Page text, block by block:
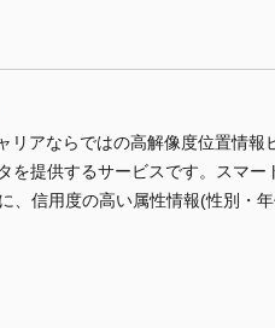
リアならではの高解像度位置情報
を提供するサービスです。スマー
、信用度の高い属性情報(性別・年